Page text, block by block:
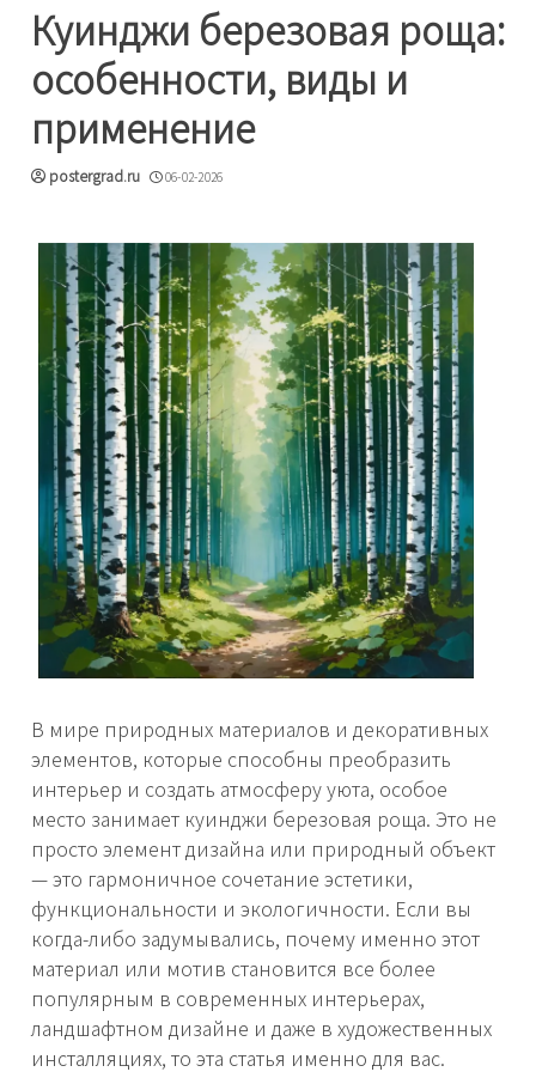
Куинджи березовая роща:
особенности, виды и
применение
postergrad.ru 06-02-2026
В мире природных материалов и декоративных
элементов, которые способны преобразить
интерьер и создать атмосферу уюта, особое
место занимает куинджи березовая роща. Это не
просто элемент дизайна или природный объект
— это гармоничное сочетание эстетики,
функциональности и экологичности. Если вы
когда-либо задумывались, почему именно этот
материал или мотив становится все более
популярным в современных интерьерах,
ландшафтном дизайне и даже в художественных
инсталляциях, то эта статья именно для вас.